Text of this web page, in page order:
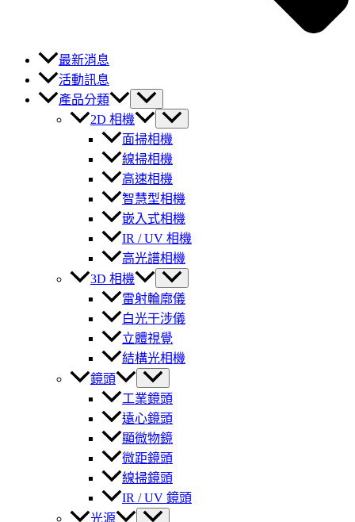
最新消息
活動訊息
產品分類
2D 相機
面掃相機
線掃相機
高速相機
智慧型相機
嵌入式相機
IR / UV 相機
高光譜相機
3D 相機
雷射輪廓儀
白光干涉儀
立體視覺
結構光相機
鏡頭
工業鏡頭
遠心鏡頭
顯微物鏡
微距鏡頭
線掃鏡頭
IR / UV 鏡頭
光源